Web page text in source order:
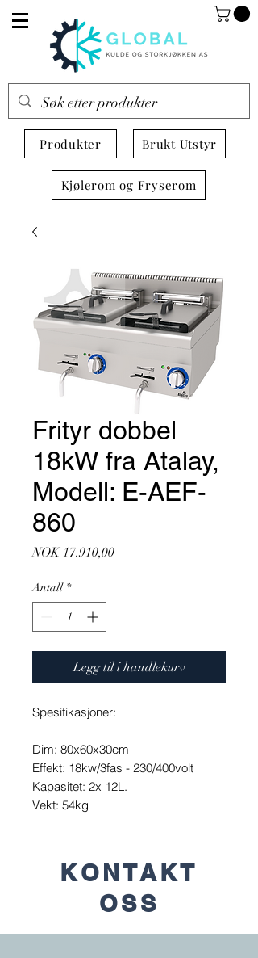
Produkter Brukt Utstyr
Kjølerom og Fryserom
Frityr dobbel
18kW fra Atalay,
Modell: E-AEF-
860
NOK 17.910,00Pris
Antall *
Legg til i handlekurv
Spesifikasjoner:
Dim: 80x60x30cm
Effekt: 18kw/3fas - 230/400volt
Kapasitet: 2x 12L.
Vekt: 54kg
KONTAKT
OSS